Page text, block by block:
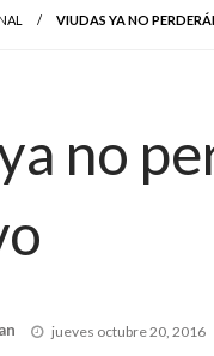
VIUDAS YA NO
no
Publicado
jueves octubre 20, 2016